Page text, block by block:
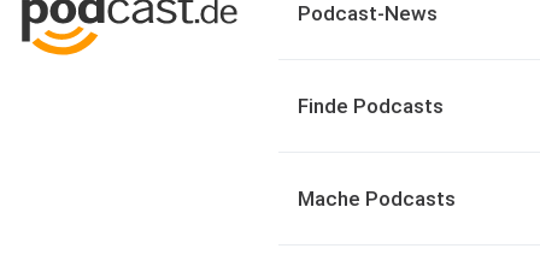
Podcast-News
Finde Podcasts
Mache Podcasts